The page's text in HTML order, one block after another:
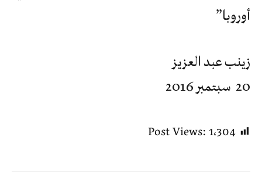
أوروبا”
زينب عبد العزيز
20 سبتمبر 2016
Post Views:1٬304